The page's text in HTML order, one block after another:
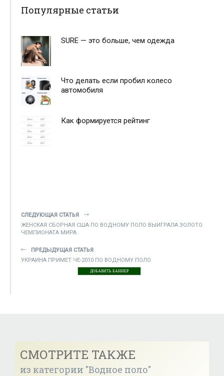
Популярные статьи
SURE — это больше, чем одежда
Что делать если пробил колесо
автомобиля
Как формируется рейтинг
СЛЕДУЮЩАЯ СТАТЬЯ
ЖЕНСКАЯ СБОРНАЯ США ПО ВОДНОМУ ПОЛО ВЫИГРАЛА ЗОЛОТО
ЧЕМПИОНАТА МИРА
ПРЕДЫДУЩАЯ СТАТЬЯ
УКРАИНА ПРИМЕТ ЧЕ-2010 ПО ВОДНОМУ ПОЛО
ДОБАВИТЬ БАННЕР
СМОТРИТЕ ТАКЖЕ
из категории "Водное поло"